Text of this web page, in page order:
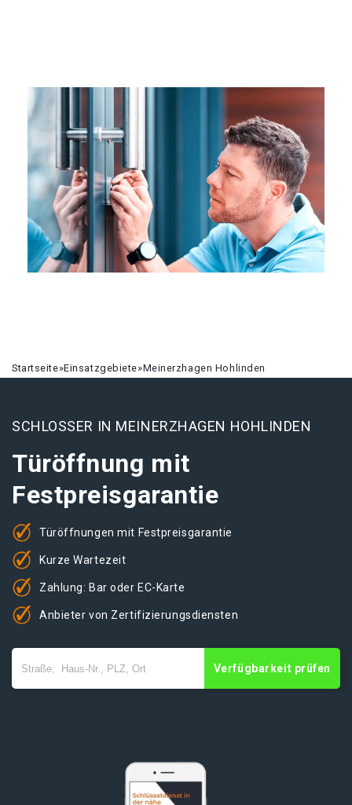
Startseite»Einsatzgebiete»Meinerzhagen Hohlinden
SCHLOSSER IN MEINERZHAGEN HOHLINDEN
Türöffnung mit
Festpreisgarantie
Türöffnungen mit Festpreisgarantie
Kurze Wartezeit
Zahlung: Bar oder EC-Karte
Anbieter von Zertifizierungsdiensten
Verfügbarkeit prüfen